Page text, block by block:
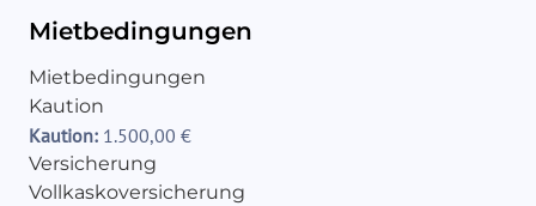
Mietbedingungen
Mietbedingungen
Kaution
Kaution: 1.500,00 €
Versicherung
Vollkaskoversicherung